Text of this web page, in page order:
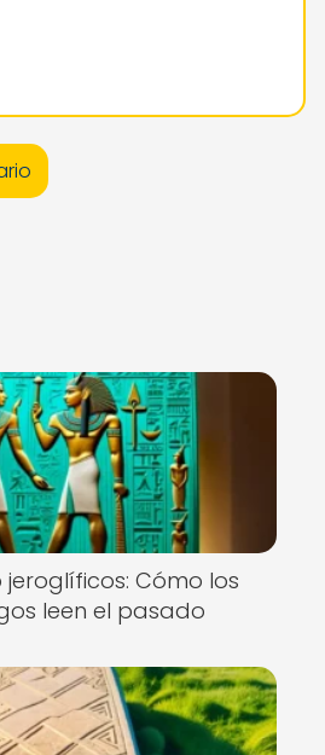
Cómo los
leen el pasado